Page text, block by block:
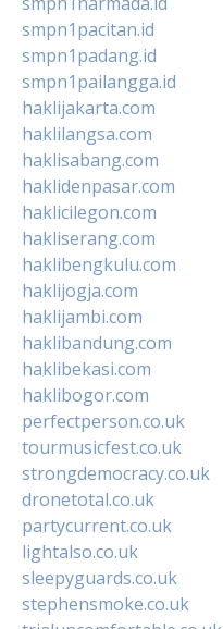
smpn1pacitan.id
smpn1padang.id
smpn1pailangga.id
haklijakarta.com
haklilangsa.com
haklisabang.com
haklidenpasar.com
haklicilegon.com
hakliserang.com
haklibengkulu.com
haklijogja.com
haklijambi.com
haklibandung.com
haklibekasi.com
haklibogor.com
perfectperson.co.uk
tourmusicfest.co.uk
strongdemocracy.co.uk
dronetotal.co.uk
partycurrent.co.uk
lightalso.co.uk
sleepyguards.co.uk
stephensmoke.co.uk